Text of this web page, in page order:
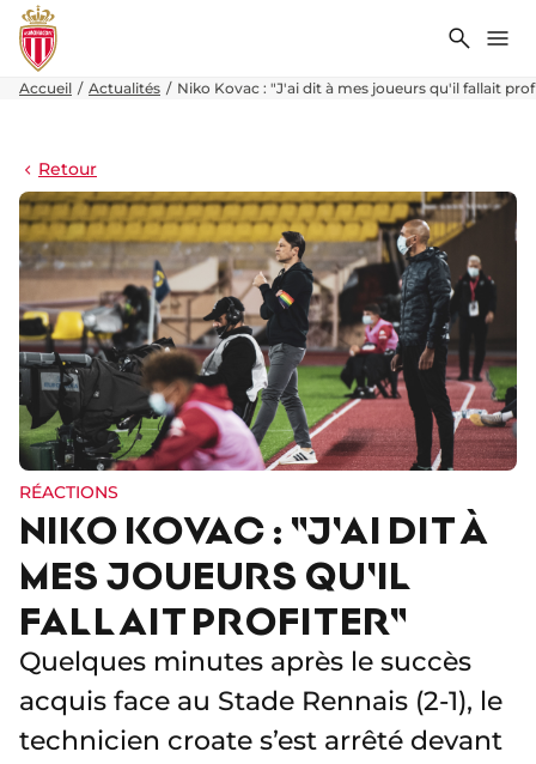
Accueil Actualités Niko Kovac : "J'ai dit à mes joueurs qu'il fallait
Retour
RÉACTIONS
NIKO KOVAC : "J'AI DIT À
MES JOUEURS QU'IL
FALLAIT PROFITER"
Quelques minutes après le succès
acquis face au Stade Rennais (2-1), le
technicien croate s’est arrêté devant